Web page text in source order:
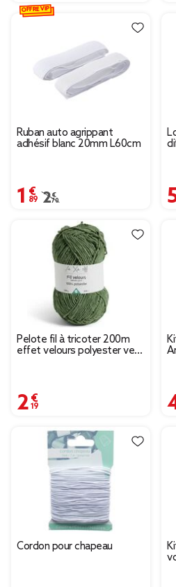
Ruban auto agrippant
adhésif blanc 20mm L60cm
1,89 €
Prix remisé de 2,70 € à
2,70 €
OFFRE VIP
Pelote fil à tricoter 200m
effet velours polyester vert
2,19 €
Cordon pour chapeau